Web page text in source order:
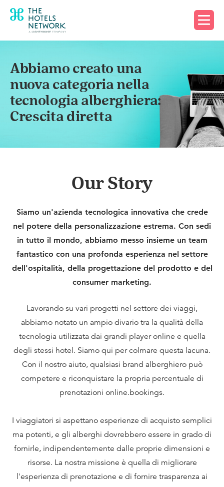
Abbiamo creato una
nuova categoria nella
tecnologia alberghiera:
Crescita diretta
Our Story
Siamo un'azienda tecnologica innovativa che crede
nel potere della personalizzazione estrema. Con sedi
in tutto il mondo, abbiamo messo insieme un team
fantastico con una profonda esperienza nel settore
dell'ospitalità, della progettazione del prodotto e del
consumer marketing.
Lavorando su vari progetti nel settore dei viaggi,
abbiamo notato un ampio divario tra la qualità della
tecnologia utilizzata dai grandi player online e quella
degli stessi hotel. Siamo qui per colmare questa lacuna.
Con il nostro aiuto, qualsiasi brand alberghiero può
competere e riconquistare la propria percentuale di
prenotazioni online.bookings.
I viaggiatori si aspettano esperienze di acquisto semplici
ma potenti, e gli alberghi dovrebbero essere in grado di
fornirle, indipendentemente dalle proprie dimensioni e
risorse. La nostra missione è quella di migliorare
l'esperienza di prenotazione e di fornire trasparenza ai